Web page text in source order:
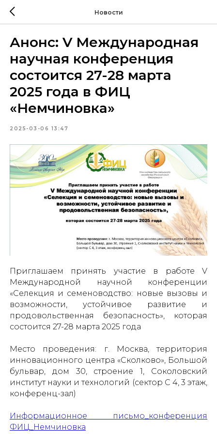
Новости
Анонс: V Международная
научная конференция
состоится 27-28 марта
2025 года в ФИЦ
«Немчиновка»
2025-03-06 13:47
Приглашаем принять участие в работе V
Международной научной конференции
«Селекция и семеноводство: новые вызовы и
возможности, устойчивое развитие и
продовольственная безопасность», которая
состоится 27-28 марта 2025 года
Место проведения: г. Москва, территория
инновационного центра «Сколково», Большой
бульвар, дом 30, строение 1, Соколовский
институт науки и технологий (сектор С 4, 3 этаж,
конференц-зал)
Информационное письмо_конференция
ФИЦ_Немчиновка